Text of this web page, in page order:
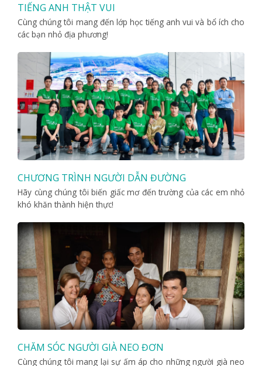
TIẾNG ANH THẬT VUI
Cùng chúng tôi mang đến lớp học tiếng anh vui và bổ ích cho
các bạn nhỏ địa phương!
CHƯƠNG TRÌNH NGƯỜI DẪN ĐƯỜNG
Hãy cùng chúng tôi biến giấc mơ đến trường của các em nhỏ
khó khăn thành hiện thực!
CHĂM SÓC NGƯỜI GIÀ NEO ĐƠN
Cùng chúng tôi mang lại sự ấm áp cho những người già neo